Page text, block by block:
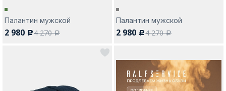
Палантин мужской
2 980 c4 270a
Палантин мужской
2 980 c4 270a